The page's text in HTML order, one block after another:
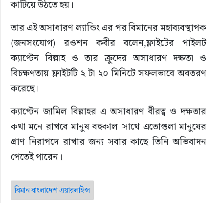
কাটিয়ে উঠতে হয়।
তার এই অসাধারণ ল্যান্ডিং এর পর বিমানের মহাব্যবস্থাপক
(জনসংযোগ) রওশন কবীর বলেন,ফ্লাইটের পাইলট
ক্যাপ্টেন বিল্লাহ ও তার ক্রুদের অসাধারণ দক্ষতা ও
বিচক্ষণতায় ফ্লাইটটি ২ টা ২০ মিনিটে সফলভাবে অবতরণ
করেছে।
ক্যাপ্টেন জামিল বিল্লাহর এ অসাধারণ বীরত্ব ও দক্ষতার
কথা মনে রাখবে মানুষ বহুকাল।সাথে এতোগুলা মানুষের
প্রাণ নিরাপদে রাখার জন্য সবার কাছে তিনি অভিবাদন
পেতেই পারেন।
বিমান বাংলাদেশ এয়ারলাইন্স